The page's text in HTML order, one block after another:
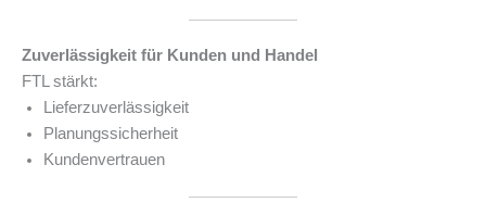
Zuverlässigkeit für Kunden und Handel
FTL stärkt:
Lieferzuverlässigkeit
Planungssicherheit
Kundenvertrauen